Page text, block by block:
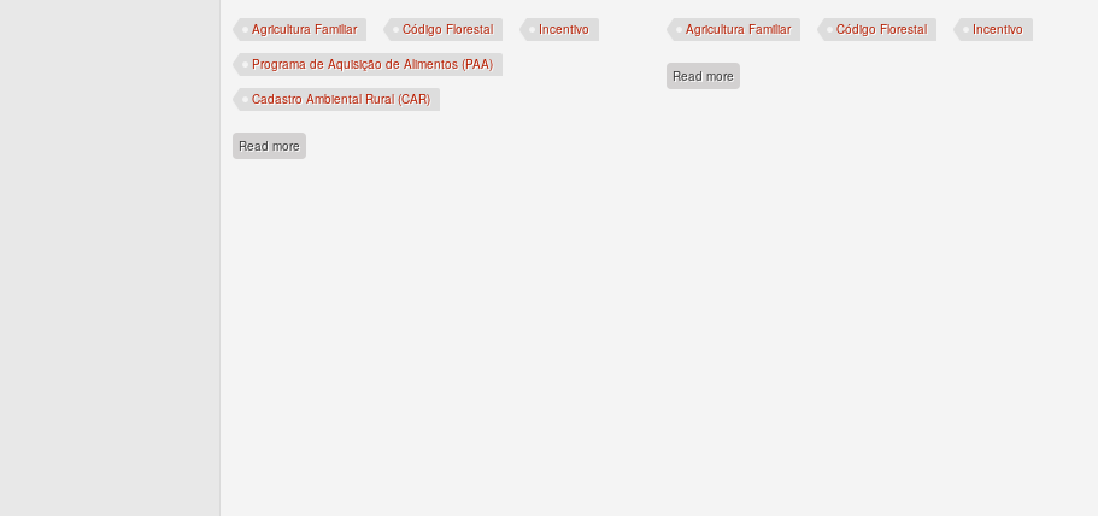
Agricultura Familiar Código Florestal Incentivo
Programa de Aquisição de Alimentos (PAA)
Cadastro Ambiental Rural (CAR)
Read more
Agricultura Familiar Código Florestal Incentivo
Read more about Proposta pretende incentivar a conservação e